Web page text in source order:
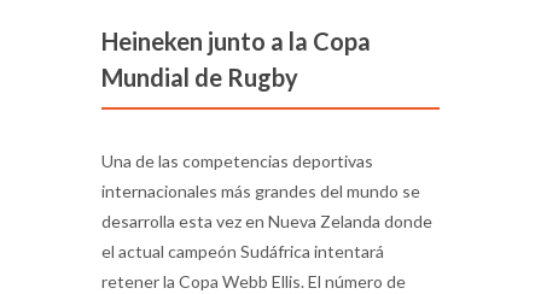
Heineken junto a la Copa
Mundial de Rugby
Una de las competencias deportivas
internacionales más grandes del mundo se
desarrolla esta vez en Nueva Zelanda donde
el actual campeón Sudáfrica intentará
retener la Copa Webb Ellis. El número de